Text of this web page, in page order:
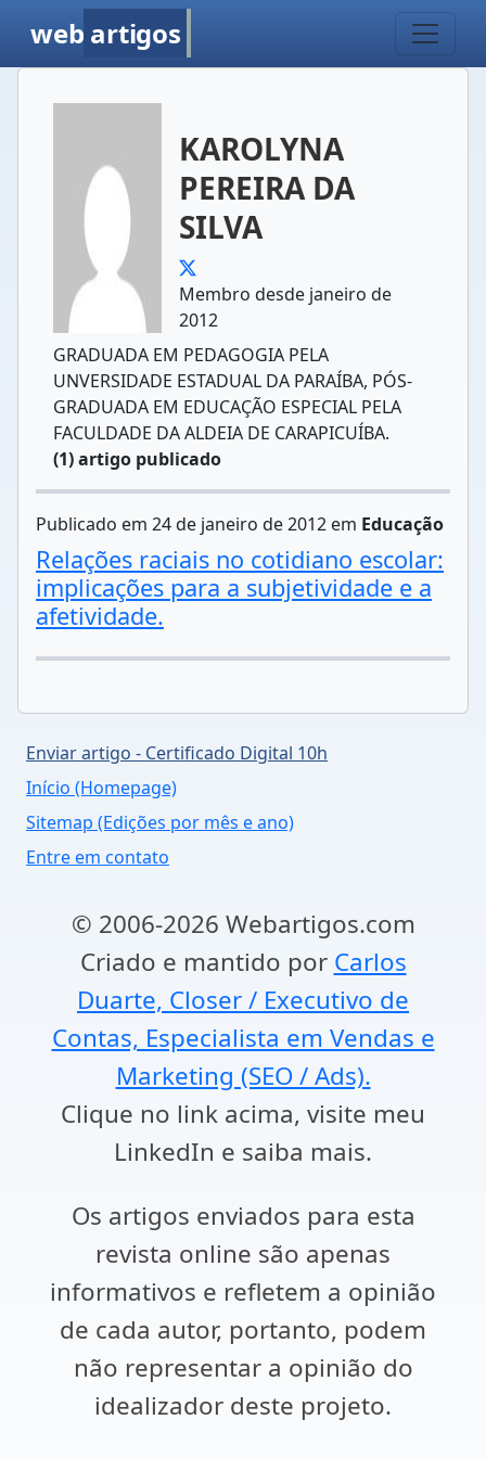
web artigos
KAROLYNA
PEREIRA DA
SILVA
Membro desde janeiro de
2012
GRADUADA EM PEDAGOGIA PELA
UNVERSIDADE ESTADUAL DA PARAÍBA, PÓS-
GRADUADA EM EDUCAÇÃO ESPECIAL PELA
FACULDADE DA ALDEIA DE CARAPICUÍBA.
(1) artigo publicado
Publicado em 24 de janeiro de 2012 em Educação
Relações raciais no cotidiano escolar:
implicações para a subjetividade e a
afetividade.
Enviar artigo - Certificado Digital 10h
Início (Homepage)
Sitemap (Edições por mês e ano)
Entre em contato
© 2006-2026 Webartigos.com
Criado e mantido por Carlos
Duarte, Closer / Executivo de
Contas, Especialista em Vendas e
Marketing (SEO / Ads).
Clique no link acima, visite meu
LinkedIn e saiba mais.
Os artigos enviados para esta
revista online são apenas
informativos e refletem a opinião
de cada autor, portanto, podem
não representar a opinião do
idealizador deste projeto.